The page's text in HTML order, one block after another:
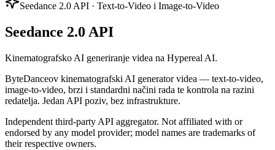
Seedance 2.0 API · Text-to-Video i Image-to-Video
Seedance 2.0 API
Kinematografsko AI generiranje videa na Hypereal AI.
ByteDanceov kinematografski AI generator videa — text-to-video,
image-to-video, brzi i standardni načini rada te kontrola na razini
redatelja. Jedan API poziv, bez infrastrukture.
Independent third-party API aggregator. Not affiliated with or
endorsed by any model provider; model names are trademarks of
their respective owners.